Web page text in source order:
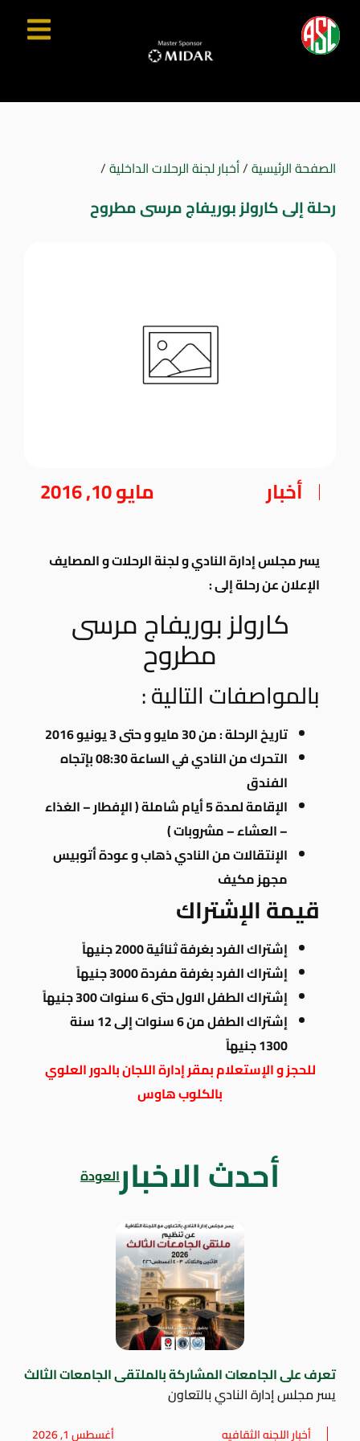
الصفحة الرئيسية/أخبار لجنة الرحلات الداخلية/
رحلة إلى كارولز بوريفاج مرسى مطروح
أخبار مايو 10, 2016
يسر مجلس إدارة النادي و لجنة الرحلات و المصايف
الإعلان عن رحلة إلى :
كارولز بوريفاج مرسى
مطروح
بالمواصفات التالية :
تاريخ الرحلة : من 30 مايو و حتى 3 يونيو 2016
التحرك من النادي في الساعة 08:30 بإتجاه
الفندق
الإقامة لمدة 5 أيام شاملة ( الإفطار – الغذاء
– العشاء – مشروبات )
الإنتقالات من النادي ذهاب و عودة أتوبيس
مجهز مكيف
قيمة الإشتراك
إشتراك الفرد بغرفة ثنائية 2000 جنيهاً
إشتراك الفرد بغرفة مفردة 3000 جنيهاً
إشتراك الطفل الاول حتى 6 سنوات 300 جنيهاً
إشتراك الطفل من 6 سنوات إلى 12 سنة
1300 جنيهاً
للحجز و الإستعلام بمقر إدارة اللجان بالدور العلوي
بالكلوب هاوس
أحدث الاخبارالعودة
تعرف على الجامعات المشاركة بالملتقى الجامعات الثالث
يسر مجلس إدارة النادي بالتعاون
أخبار اللجنه الثقافيه أغسطس 1, 2026